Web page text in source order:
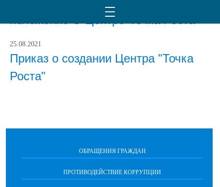
положение О Центре"Точка Роста"
25.08.2021
Приказ о создании Центра "Точка
Роста"
ОБРАЩЕНИЯ ГРАЖДАН
ПРОТИВОДЕЙСТВИЕ КОРРУПЦИИ